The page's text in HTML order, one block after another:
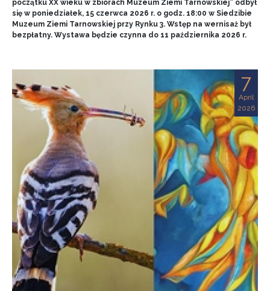
początku XX wieku w zbiorach Muzeum Ziemi Tarnowskiej” odbył
się w poniedziałek, 15 czerwca 2026 r. o godz. 18:00 w Siedzibie
Muzeum Ziemi Tarnowskiej przy Rynku 3. Wstęp na wernisaż był
bezpłatny. Wystawa będzie czynna do 11 października 2026 r.
7
April
2026